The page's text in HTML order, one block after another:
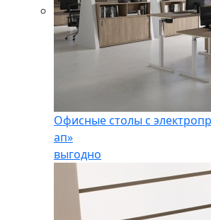
Офисные столы с
ап»
выгодно